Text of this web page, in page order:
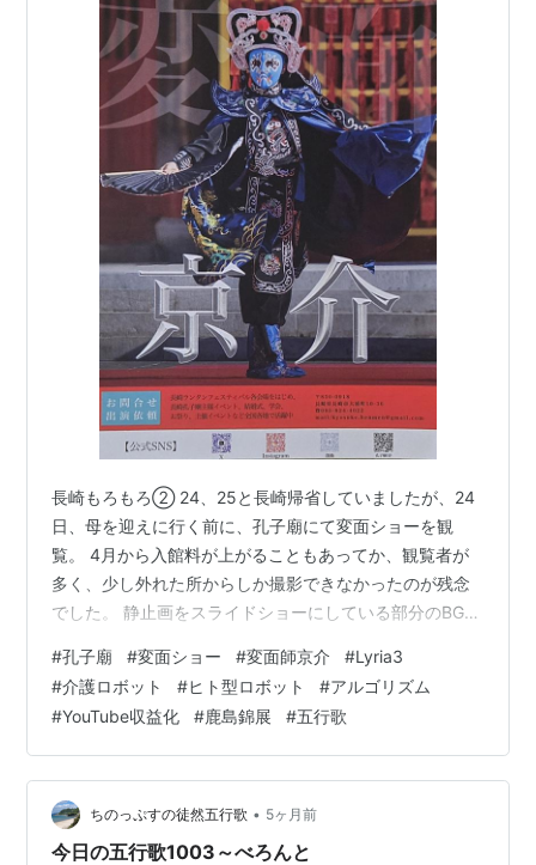
長崎もろもろ② 24、25と長崎帰省していましたが、24
日、母を迎えに行く前に、孔子廟にて変面ショーを観
覧。 4月から入館料が上がることもあってか、観覧者が
多く、少し外れた所からしか撮影できなかったのが残念
でした。 静止画をスライドショーにしている部分のBGM
とリクエストすると、京劇っぽい音楽にはしてくれたも
のの、なぜか中国語の歌入り。（「歌は不要」の指示も
出していたのに） 再度「歌は不要」と指示し直しても、
その後2回も歌が入ったので、諦めて新しい画面で、仕切
り直し。 プロンプトはひとこと、「中華風の音楽。歌な
し」で再依頼。 完成した…
#孔子廟 #変面ショー #変面師京介 #Lyria3
#介護ロボット #ヒト型ロボット #アルゴリズム
#YouTube収益化 #鹿島錦展 #五行歌
ちのっぷすの徒然五行歌 • 5ヶ月前
今日の五行歌1003～べろんと